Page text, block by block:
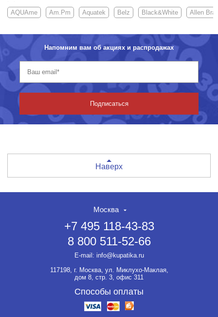
AQUAme Am.Pm Aquatek Belz Black&White Allen
Напомним вам об акциях и распродажах
Подписаться
Наверх
Москва
+7 495 118-43-83
8 800 511-52-66
E-mail: info@kupatika.ru
117198, г. Москва, ул. Миклухо-Маклая,
дом 8, стр. 3, офис 311
Способы оплаты